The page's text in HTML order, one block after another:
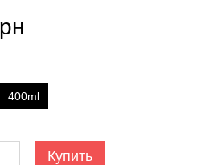
400ml
Купить